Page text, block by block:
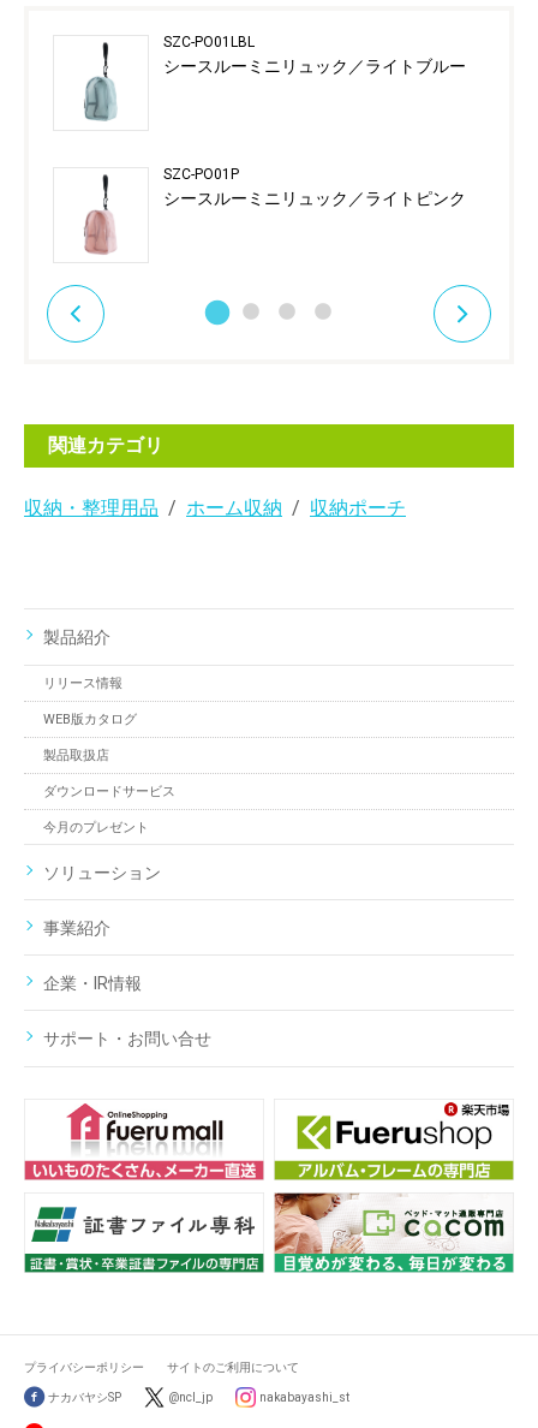
SZC-PO01LBL
シースルーミニリュック／ライトブルー
SZC-PO01P
シースルーミニリュック／ライトピンク
関連カテゴリ
収納・整理用品 ホーム収納 収納ポーチ
製品紹介
リリース情報
WEB版カタログ
製品取扱店
ダウンロードサービス
今月のプレゼント
ソリューション
事業紹介
企業・IR情報
サポート・お問い合せ
プライバシーポリシー サイトのご利用について
ナカバヤシSP @ncl_jp nakabayashi_st